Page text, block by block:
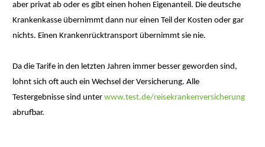
aber privat ab oder es gibt einen hohen Eigenanteil. Die deutsche
Krankenkasse übernimmt dann nur einen Teil der Kosten oder gar
nichts. Einen Krankenrücktransport übernimmt sie nie.
Da die Tarife in den letzten Jahren immer besser geworden sind,
lohnt sich oft auch ein Wechsel der Versicherung. Alle
Testergebnisse sind unterwww.test.de/reisekrankenversicherung
abrufbar.